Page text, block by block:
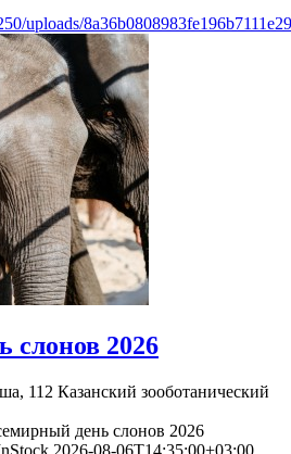
uploads/
слонов 2026
112 Казанский зооботанический
день слонов 2026
2026-08-06T14:35:00+03:00